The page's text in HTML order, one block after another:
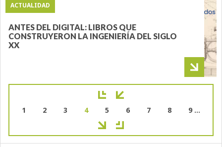
ACTUALIDAD
ANTES DEL DIGITAL: LIBROS QUE
CONSTRUYERON LA INGENIERÍA DEL SIGLO
XX
Paginación
Page
1 Page
2 Page
3
Página
actual
4 Page
5 Page
6 Page
7 Page
8 Page
9 …